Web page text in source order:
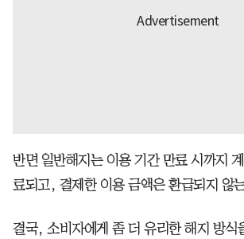
반면 일반해지는 이용 기간 만료 시까지
료되고, 결제한 이용 금액은 환급되지 않
결국, 소비자에게 좀 더 유리한 해지 방식